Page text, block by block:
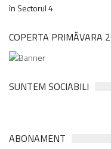
COPERTA PRIMĂVARA
SUNTEM SOCIABILI
ABONAMENT